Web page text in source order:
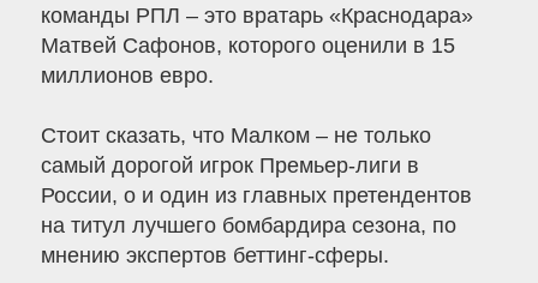
команды РПЛ – это вратарь «Краснодара»
Матвей Сафонов, которого оценили в 15
миллионов евро.
Стоит сказать, что Малком – не только
самый дорогой игрок Премьер-лиги в
России, о и один из главных претендентов
на титул лучшего бомбардира сезона, по
мнению экспертов беттинг-сферы.